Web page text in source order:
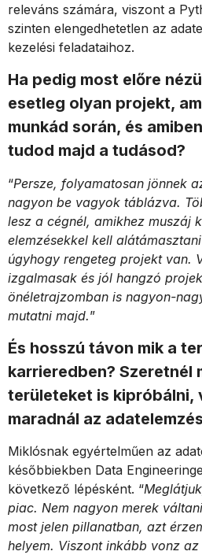
releváns számára, viszont a
szinten elengedhetetlen az
kezelési feladataihoz.
Ha pedig most előre
esetleg olyan projekt,
munkád során, és
tudod majd a tudásod?
“Persze, folyamatosan jönnek
nagyon be vagyok táblázva.
lesz a cégnél, amikhez muszáj
elemzésekkel kell
úgyhogy rengeteg projekt van.
izgalmasak és jól hangzó
önéletrajzomban is nagyon-
mutatni majd.”
És hosszú távon mik a
karrieredben? Szeretnél
területeket is kipróbálni,
maradnál az
Miklósnak egyértelműen az
későbbiekben Data
következő lépésként. “
piac. Nem nagyon merek
most jelen pillanatban, azt
helyem. Viszont inkább vonz az